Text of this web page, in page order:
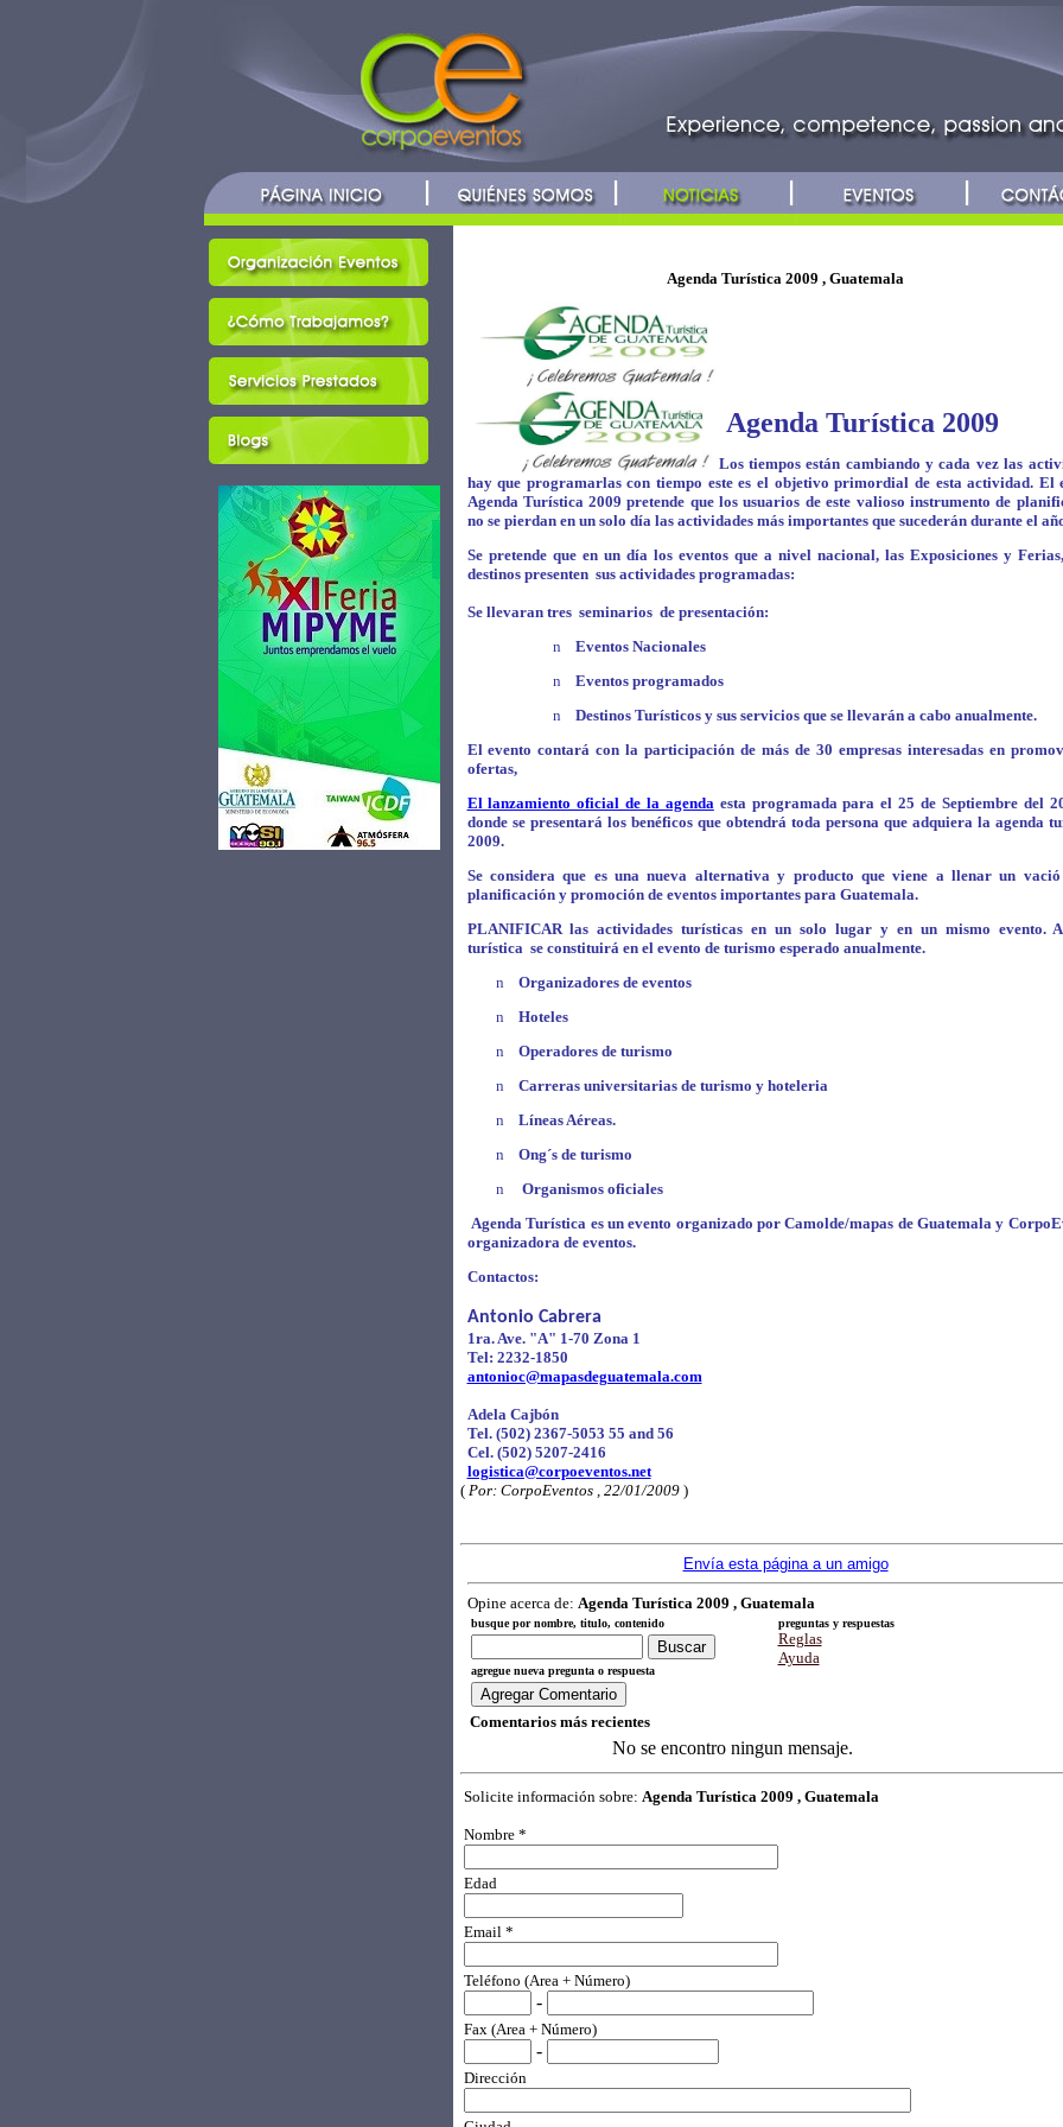
Agenda Turística 2009 , Guatemala
Agenda Turística 2009
Los tiempos están cambiando y cada vez las
hay que programarlas con tiempo este es el objetivo primordial de esta actividad. El
Agenda Turística 2009 pretende que los usuarios de este valioso instrumento de
no se pierdan en un solo día las actividades más importantes que sucederán durante el
Se pretende que en un día los eventos que a nivel nacional, las Exposiciones y
destinos presenten sus actividades programadas:
Se llevaran tres seminarios depresentación:
n
Eventos Nacionales
n
Eventos programados
n
Destinos Turísticos y sus servicios que se llevarán a cabo anualmente.
El evento contará con la participación de más de 30 empresas interesadas en
ofertas,
El lanzamiento oficial de la agenda esta programada para el 25 de Septiembre del
donde se presentará los benéficos que obtendrá toda persona que adquiera la agenda
2009.
Se considera que es una nueva alternativa y producto que viene a llenar un
planificación y promoción de eventos importantes para Guatemala.
PLANIFICAR las actividades turísticas en un solo lugar y en un mismo evento.
turística se constituirá en el evento de turismo esperado anualmente.
n
Organizadores de eventos
n
Hoteles
n
Operadores de turismo
n
Carreras universitarias de turismo y hoteleria
n
Líneas Aéreas.
n
Ong´s de turismo
n
Organismos oficiales
Agenda Turística es un evento organizado porCamolde/mapas de Guatemala y
organizadora de eventos.
Contactos:
Antonio Cabrera
1ra. Ave. "A" 1-70 Zona 1
Tel: 2232-1850
antonioc@mapasdeguatemala.com
Adela Cajbón
Tel. (502) 2367-5053 55 and 56
Cel. (502) 5207-2416
logistica@corpoeventos.net
( Por: CorpoEventos , 22/01/2009 )
Envía esta página a un amigo
Opine acerca de: Agenda Turística 2009 , Guatemala
busque por nombre, titulo, contenido preguntas y respuestas
Reglas
Ayuda
agregue nueva pregunta o respuesta
Comentarios más recientes
No se encontro ningun mensaje.
Solicite información sobre: Agenda Turística 2009 , Guatemala
Nombre *
Edad
Email *
Teléfono (Area + Número)
-
Fax (Area + Número)
-
Dirección